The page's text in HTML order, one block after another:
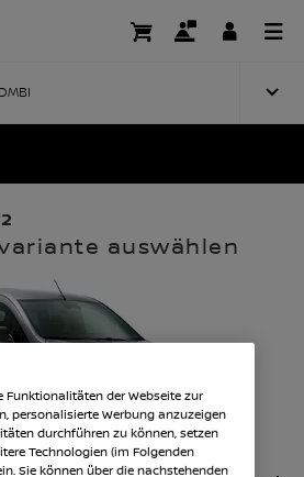
auswählen
Funktionalitäten der Webseite zur
personalisierte Werbung anzuzeigen
durchführen zu können, setzen
Technologien (im Folgenden
Sie können über die nachstehenden